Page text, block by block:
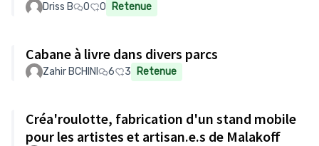
Driss B 0 0 Retenue
Cabane à livre dans divers parcs
Zahir BCHINI 6 3 Retenue
Créa'roulotte, fabrication d'un stand mobile
pour les artistes et artisan.e.s de Malakoff